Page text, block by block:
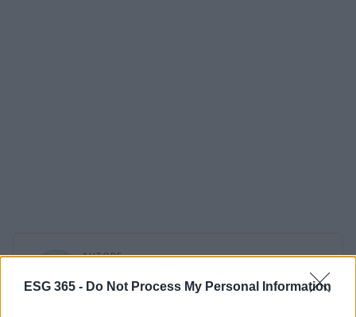
ESG 365 - Do Not Process My Personal Information
AUTORE
Ilaria Galli ha firmato il desk che ha svelato un